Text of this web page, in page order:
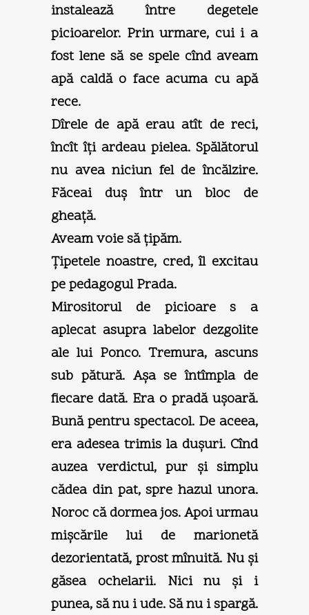
instalează între degetele
picioarelor. Prin urmare, cui i a
fost lene să se spele cînd aveam
apă caldă o face acuma cu apă
rece.
Dîrele de apă erau atît de reci,
încît îţi ardeau pielea. Spălătorul
nu avea niciun fel de încălzire.
Făceai duş într un bloc de
gheaţă.
Aveam voie să ţipăm.
Ţipetele noastre, cred, îl excitau
pe pedagogul Prada.
Mirositorul de picioare s a
aplecat asupra labelor dezgolite
ale lui Ponco. Tremura, ascuns
sub pătură. Aşa se întîmpla de
fiecare dată. Era o pradă uşoară.
Bună pentru spectacol. De aceea,
era adesea trimis la duşuri. Cînd
auzea verdictul, pur şi simplu
cădea din pat, spre hazul unora.
Noroc că dormea jos. Apoi urmau
mişcările lui de marionetă
dezorientată, prost mînuită. Nu şi
găsea ochelarii. Nici nu şi i
punea, să nu i ude. Să nu i spargă.